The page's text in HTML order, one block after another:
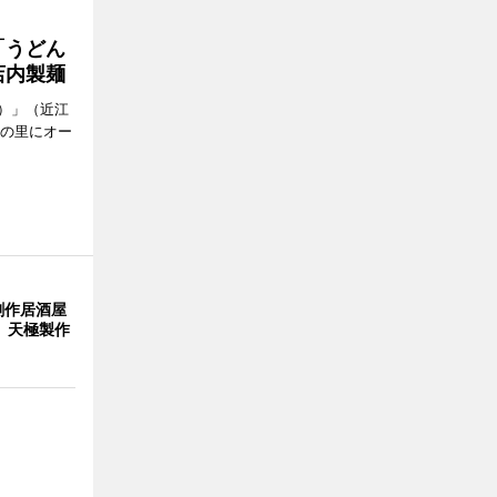
どん
製麺
」（近江
里にオー
作居酒屋
天極製作